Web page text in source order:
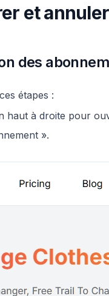
et
des
étapes :
haut à droite pour
».